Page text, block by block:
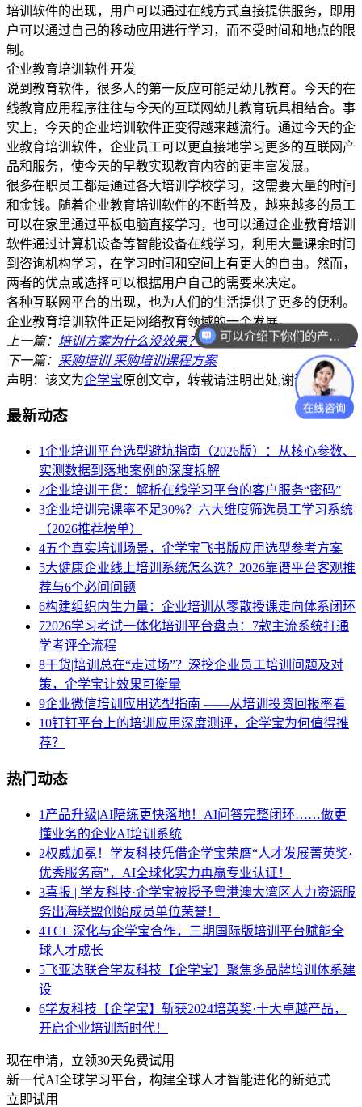
培训软件的出现，用户可以通过在线方式直接提供服务，即用
户可以通过自己的移动应用进行学习，而不受时间和地点的限
制。
企业教育培训软件开发
说到教育软件，很多人的第一反应可能是幼儿教育。今天的在
线教育应用程序往往与今天的互联网幼儿教育玩具相结合。事
实上，今天的企业培训软件正变得越来越流行。通过今天的企
业教育培训软件，企业员工可以更直接地学习更多的互联网产
品和服务，使今天的早教实现教育内容的更丰富发展。
很多在职员工都是通过各大培训学校学习，这需要大量的时间
和金钱。随着企业教育培训软件的不断普及，越来越多的员工
可以在家里通过平板电脑直接学习，也可以通过企业教育培训
软件通过计算机设备等智能设备在线学习，利用大量课余时间
到咨询机构学习，在学习时间和空间上有更大的自由。然而，
两者的优点或选择可以根据用户自己的需要来决定。
各种互联网平台的出现，也为人们的生活提供了更多的便利。
企业教育培训软件正是网络教育领域的一个发展。
上一篇： 培训方案为什么没效果？培训体系问题还是培训课程
下一篇： 采购培训 采购培训课程方案
声明：该文为企学宝原创文章，转载请注明出处,谢谢合作！
最新动态
1企业培训平台选型避坑指南（2026版）：从核心参数、
实测数据到落地案例的深度拆解
2企业培训干货：解析在线学习平台的客户服务“密码”
3企业培训完课率不足30%？六大维度筛选员工学习系统
（2026推荐榜单）
4五个真实培训场景，企学宝飞书版应用选型参考方案
5大健康企业线上培训系统怎么选？2026靠谱平台客观推
荐与6个必问问题
6构建组织内生力量：企业培训从零散授课走向体系闭环
72026学习考试一体化培训平台盘点：7款主流系统打通
学考评全流程
8干货|培训总在“走过场”？深挖企业员工培训问题及对
策，企学宝让效果可衡量
9企业微信培训应用选型指南 ——从培训投资回报率看
10钉钉平台上的培训应用深度测评，企学宝为何值得推
荐？
热门动态
1 产品升级|AI陪练更快落地！AI问答完整闭环……做更
懂业务的企业AI培训系统
2权威加冕！学友科技凭借企学宝荣膺“人才发展菁英奖·
优秀服务商”，AI全球化实力再赢专业认证！
3喜报 | 学友科技·企学宝被授予粤港澳大湾区人力资源服
务出海联盟创始成员单位荣誉！
4TCL 深化与企学宝合作，三期国际版培训平台赋能全
球人才成长
5飞亚达联合学友科技【企学宝】聚焦多品牌培训体系建
设
6学友科技【企学宝】斩获2024培英奖·十大卓越产品，
开启企业培训新时代！
现在申请，立领30天免费试用
新一代AI全球学习平台，构建全球人才智能进化的新范式
立即试用
可以介绍下你们的产品么？